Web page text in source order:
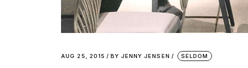
AUG 25, 2015 BY JENNY JENSEN SELDOM